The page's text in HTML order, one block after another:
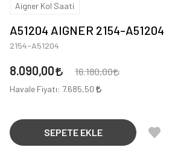
Aigner Kol Saati
A51204 AIGNER 2154-A51204
2154-A51204
8.090,00 16.180,00
Havale Fiyatı: 7.685,50
SEPETE EKLE